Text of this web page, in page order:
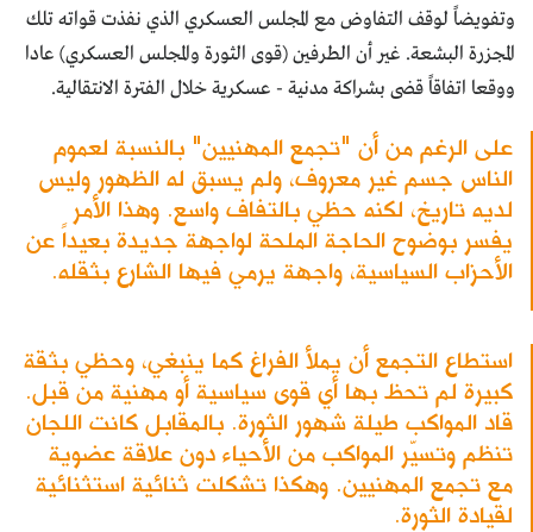
وتفويضاً لوقف التفاوض مع المجلس العسكري الذي نفذت قواته تلك
المجزرة البشعة. غير أن الطرفين (قوى الثورة والمجلس العسكري) عادا
ووقعا اتفاقاً قضى بشراكة مدنية - عسكرية خلال الفترة الانتقالية.
على الرغم من أن "تجمع المهنيين" بالنسبة لعموم
الناس جسم غير معروف، ولم يسبق له الظهور وليس
لديه تاريخ، لكنه حظي بالتفاف واسع. وهذا الأمر
يفسر بوضوح الحاجة الملحة لواجهة جديدة بعيداً عن
الأحزاب السياسية، واجهة يرمي فيها الشارع بثقله.
استطاع التجمع أن يملأ الفراغ كما ينبغي، وحظي بثقة
كبيرة لم تحظ بها أي قوى سياسية أو مهنية من قبل.
قاد المواكب طيلة شهور الثورة. بالمقابل كانت اللجان
تنظم وتسيّر المواكب من الأحياء دون علاقة عضوية
مع تجمع المهنيين. وهكذا تشكلت ثنائية استثنائية
لقيادة الثورة.